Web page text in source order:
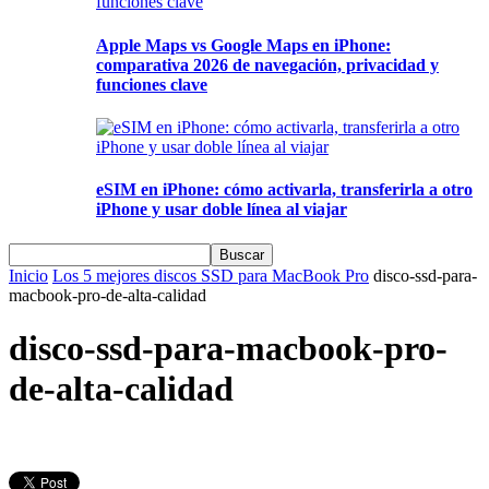
Apple Maps vs Google Maps en iPhone:
comparativa 2026 de navegación, privacidad y
funciones clave
eSIM en iPhone: cómo activarla, transferirla a otro
iPhone y usar doble línea al viajar
Inicio Los 5 mejores discos SSD para MacBook Pro disco-ssd-para-
macbook-pro-de-alta-calidad
disco-ssd-para-macbook-pro-
de-alta-calidad